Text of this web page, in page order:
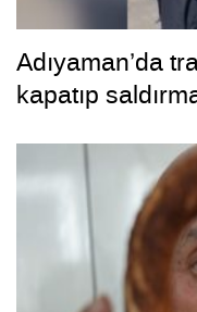
Adıyaman’da
kapatıp